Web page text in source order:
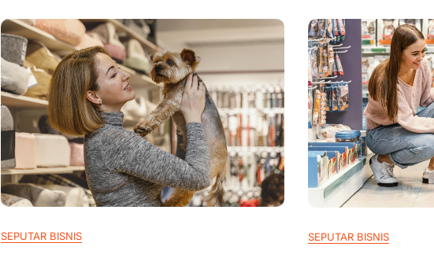
SEPUTAR BISNIS SEPUTAR BISNIS